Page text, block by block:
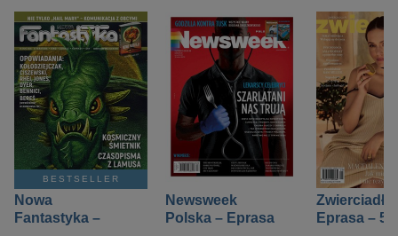
BESTSELLER
Nowa
Fantastyka –
Newsweek
Polska – Eprasa
Zwierciadło
Eprasa – 5/